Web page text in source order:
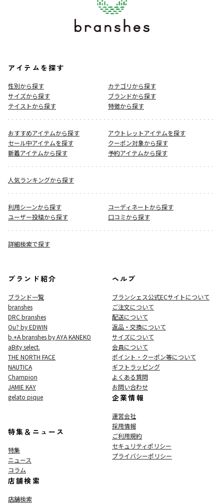
アイテムを探す
性別から探す
カテゴリから探す
サイズから探す
ブランドから探す
テイストから探す
特徴から探す
おすすめアイテムから探す
アウトレットアイテムを探す
セール中アイテムを探す
クーポン対象から探す
新着アイテムから探す
予約アイテムから探す
人気ランキングから探す
利用シーンから探す
コーディネートから探す
ユーザー投稿から探す
口コミから探す
詳細検索で探す
ブランド紹介
ブランド一覧
branshes
DRC branshes
Ou? by EDWIN
b.+A branshes by AYA KANEKO
aBity select.
THE NORTH FACE
NAUTICA
Champion
JAMIE KAY
gelato pique
特集＆ニュース
特集
ニュース
コラム
店舗検索
店舗検索
ヘルプ
ブランシェス公式ECサイトについて
ご注文について
配送について
返品・交換について
サイズについて
会員について
ポイント・クーポン等について
ギフトラッピング
よくある質問
お問い合わせ
企業情報
運営会社
採用情報
ご利用規約
セキュリティポリシー
プライバシーポリシー